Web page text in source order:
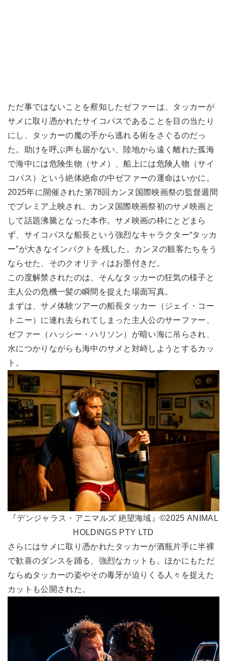
ただ事ではないことを察知したゼファーは、タッカーが
サメに取り憑かれたサイコパスであることを目の当たり
にし、タッカーの魔の手から逃れる術をさぐるのだっ
た。助けを呼ぶ声も届かない、陸地から遠く離れた孤海
で海中には危険生物（サメ）、船上には危険人物（サイ
コパス）という絶体絶命の中ゼファーの運命はいかに。
2025年に開催された第78回カンヌ国際映画祭の監督週間
でプレミア上映され、カンヌ国際映画祭初のサメ映画と
して話題沸騰となった本作。サメ映画の枠にとどまら
ず、サイコパスな船長という強烈なキャラクター“タッカ
ー”が大きなインパクトを残した。カンヌの観客たちをう
ならせた、そのクオリティはお墨付きだ。
この度解禁されたのは、そんなタッカーの狂気の様子と
主人公の危機一髪の瞬間を捉えた場面写真。
まずは、サメ体験ツアーの船長タッカー（ジェイ・コー
トニー）に連れ去られてしまった主人公のサーファー、
ゼファー（ハッシー・ハリソン）が暗い海に吊らされ、
水につかりながらも海中のサメと対峙しようとするカッ
ト。
『デンジャラス・アニマルズ 絶望海域』©2025 ANIMAL
HOLDINGS PTY LTD
さらにはサメに取り憑かれたタッカーが酒瓶片手に半裸
で歓喜のダンスを踊る、強烈なカットも。ほかにもただ
ならぬタッカーの姿やその毒牙が迫りくる人々を捉えた
カットも公開された。